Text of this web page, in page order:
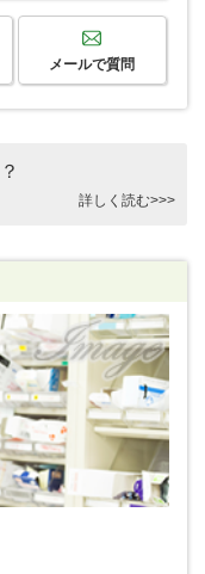
メールで質問
詳しく読む>>>